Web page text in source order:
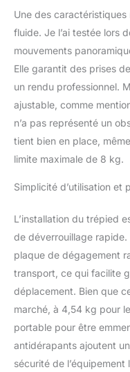
Une des
fluide. Je l’ai testée lors
mouvements
Elle garantit des prises
un rendu professionnel.
ajustable, comme
n’a pas représenté un
tient bien en place,
limite maximale de 8 kg.
Simplicité d’utilisation et
L’installation du trépied
de déverrouillage
plaque de dégagement
transport, ce qui facilite
déplacement. Bien que
marché, à 4,54 kg pour
portable pour être
antidérapants ajoutent
sécurité de